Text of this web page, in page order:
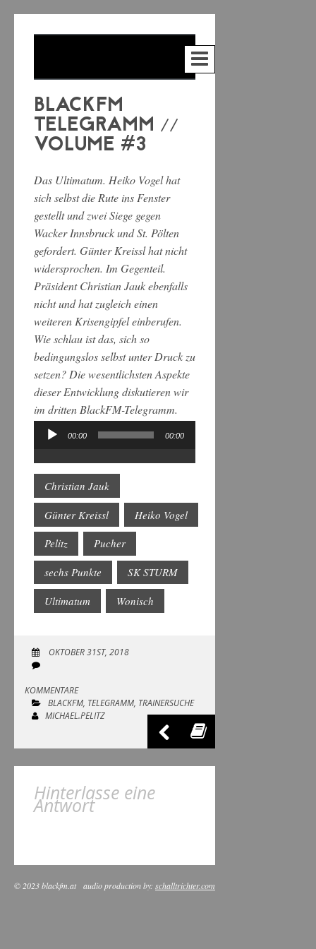
BLACKFM
TELEGRAMM //
VOLUME #3
Das Ultimatum. Heiko Vogel hat
sich selbst die Rute ins Fenster
gestellt und zwei Siege gegen
Wacker Innsbruck und St. Pölten
gefordert. Günter Kreissl hat nicht
widersprochen. Im Gegenteil.
Präsident Christian Jauk ebenfalls
nicht und hat zugleich einen
weiteren Krisengipfel einberufen.
Wie schlau ist das, sich so
bedingungslos selbst unter Druck zu
setzen? Die wesentlichsten Aspekte
dieser Entwicklung diskutieren wir
im dritten BlackFM-Telegramm.
Audio-
00:00 00:00
Christian Jauk
Günter Kreissl Heiko Vogel
Pelitz Pucher
sechs Punkte SK STURM
Ultimatum Wonisch
OKTOBER 31ST, 2018
KOMMENTARE
BLACKFM, TELEGRAMM, TRAINERSUCHE
MICHAEL.PELITZ
Hinterlasse eine
Antwort
© 2023 blackfm.at audio production by: schalltrichter.com